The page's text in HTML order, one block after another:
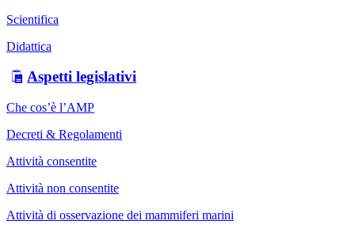
Scientifica
Didattica
Aspetti legislativi
Che cos’è l’AMP
Decreti & Regolamenti
Attività consentite
Attività non consentite
Attività di osservazione dei mammiferi marini